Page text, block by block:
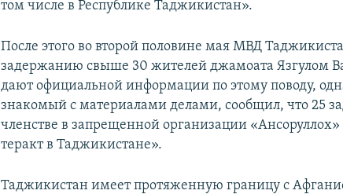
том числе в Республике Таджикистан».
После этого во второй половине мая МВД
задержанию свыше 30 жителей джамоата Язгулом
дают официальной информации по этому поводу,
знакомый с материалами делами, сообщил, что 25
членстве в запрещенной организации «Ансоруллох»
теракт в Таджикистане».
Таджикистан имеет протяженную границу с